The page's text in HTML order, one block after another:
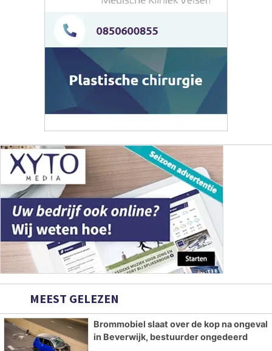
MEEST GELEZEN
Brommobiel slaat over de kop na ongeval
in Beverwijk, bestuurder ongedeerd